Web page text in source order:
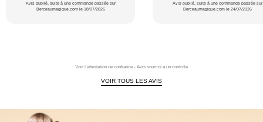
Avis publié, suite à une commande passée sur
Berceaumagique.com le 18/07/2026
Avis publié, suite à une commande passée sur
Berceaumagique.com le 24/07/2026
Voir l'attestation de confiance - Avis soumis à un contrôle
VOIR TOUS LES AVIS